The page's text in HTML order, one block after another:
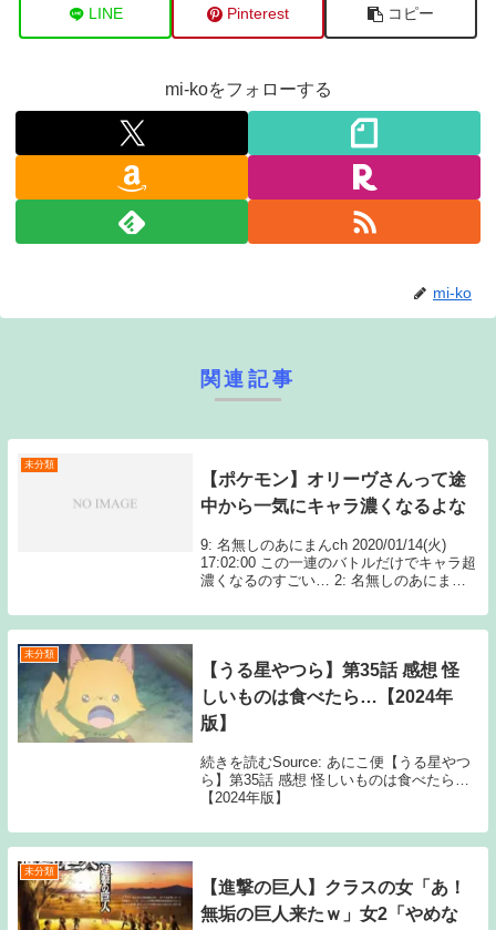
LINE Pinterest コピー
mi-koをフォローする
mi-ko
関連記事
未分類
【ポケモン】オリーヴさんって途
中から一気にキャラ濃くなるよな
9: 名無しのあにまんch 2020/01/14(火)
17:02:00 この一連のバトルだけでキャラ超
濃くなるのすごい… 2: 名無しのあにまん
に頭悪くて Source: あ...
未分類
【うる星やつら】第35話 感想 怪
しいものは食べたら…【2024年
版】
続きを読むSource: あにこ便【うる星やつ
ら】第35話 感想 怪しいものは食べたら…
【2024年版】
未分類
【進撃の巨人】クラスの女「あ！
無垢の巨人来たｗ」女2「やめな